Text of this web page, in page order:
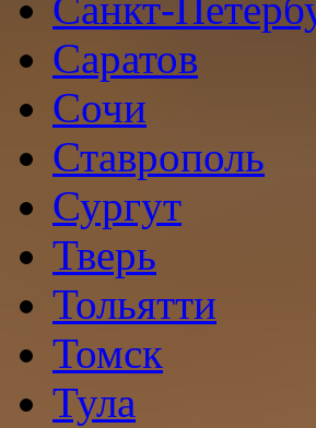
Саратов
Сочи
Ставрополь
Сургут
Тверь
Тольятти
Томск
Тула